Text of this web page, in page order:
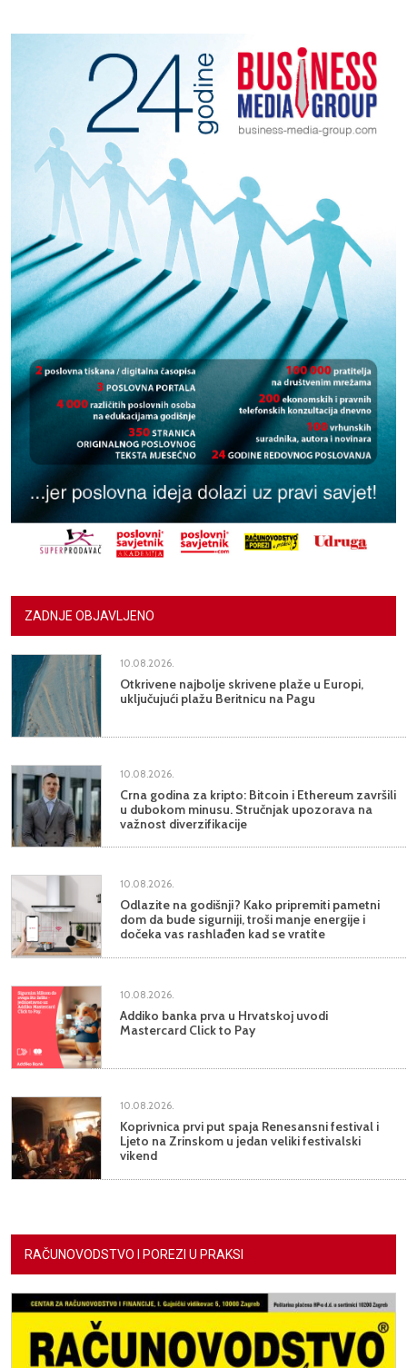
ZADNJE OBJAVLJENO
10.08.2026.
Otkrivene najbolje skrivene plaže u Europi,
uključujući plažu Beritnicu na Pagu
10.08.2026.
Crna godina za kripto: Bitcoin i Ethereum završili
u dubokom minusu. Stručnjak upozorava na
važnost diverzifikacije
10.08.2026.
Odlazite na godišnji? Kako pripremiti pametni
dom da bude sigurniji, troši manje energije i
dočeka vas rashlađen kad se vratite
10.08.2026.
Addiko banka prva u Hrvatskoj uvodi
Mastercard Click to Pay
10.08.2026.
Koprivnica prvi put spaja Renesansni festival i
Ljeto na Zrinskom u jedan veliki festivalski
vikend
RAČUNOVODSTVO I POREZI U PRAKSI